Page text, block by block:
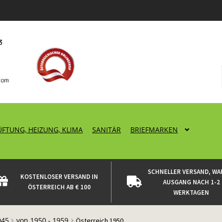
HEIZUNG, KLIMA SANITÄR BRIEFMARKEN
KOSTENLOSER VERSAND IN
ÖSTERREICH AB € 100
SCHNELLER VERSAND,
AUSGANG NACH 1-2
WERKTAGEN